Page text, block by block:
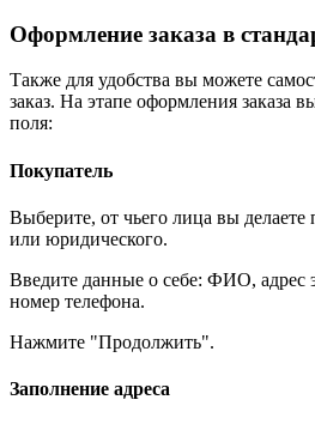
Оформление заказа в
Также для удобства вы можете
заказ. На этапе оформления заказа
поля:
Покупатель
Выберите, от чьего лица вы делаете
или юридического.
Введите данные о себе: ФИО, адрес
номер телефона.
Нажмите "Продолжить".
Заполнение адреса